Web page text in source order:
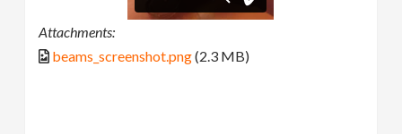
Attachments:
beams_screenshot.png(2.3 MB)